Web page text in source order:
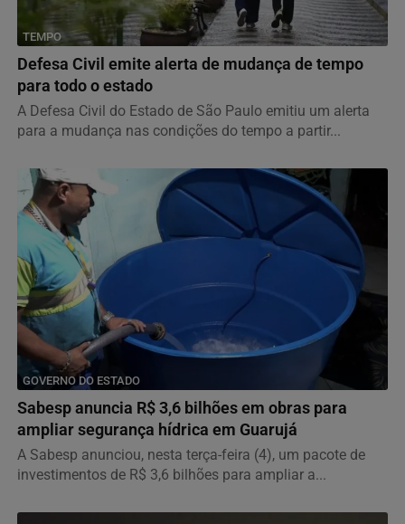
TEMPO
Defesa Civil emite alerta de mudança de tempo
para todo o estado
A Defesa Civil do Estado de São Paulo emitiu um alerta
para a mudança nas condições do tempo a partir...
GOVERNO DO ESTADO
Sabesp anuncia R$ 3,6 bilhões em obras para
ampliar segurança hídrica em Guarujá
A Sabesp anunciou, nesta terça-feira (4), um pacote de
investimentos de R$ 3,6 bilhões para ampliar a...